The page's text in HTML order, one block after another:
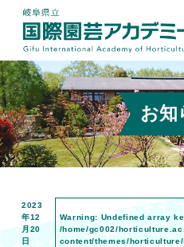
お知
2023
年12
月20
日
Warning: Undefined array
/home/gc002/
content/themes/